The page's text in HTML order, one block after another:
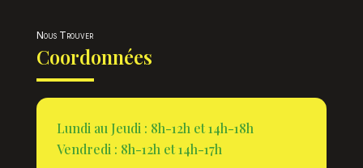
Nous Trouver
Coordonnées
Lundi au Jeudi : 8h-12h et 14h-18h
Vendredi : 8h-12h et 14h-17h